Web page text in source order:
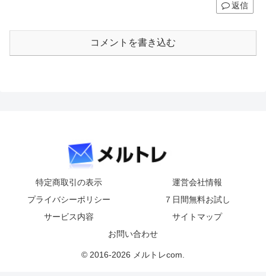
返信
コメントを書き込む
特定商取引の表示
運営会社情報
プライバシーポリシー
７日間無料お試し
サービス内容
サイトマップ
お問い合わせ
© 2016-2026 メルトレcom.